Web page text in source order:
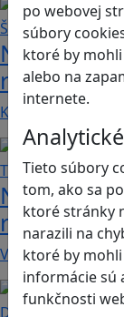
po webovej
súbory
ktoré by
alebo na
internete.
Tieto súbory
tom, ako sa
ktoré stránky
narazili na
ktoré by
informácie sú
funkčnosti
Návod pre
Kvalitné
Návod pre
V obchode Play